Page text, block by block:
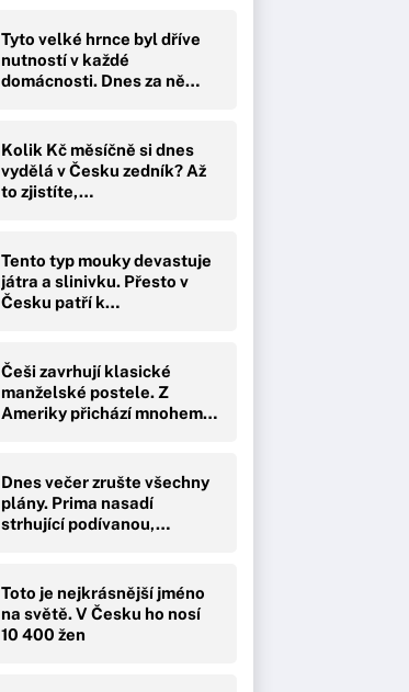
Tyto velké hrnce byl dříve
nutností v každé
domácnosti. Dnes za ně…
Kolik Kč měsíčně si dnes
vydělá v Česku zedník? Až
to zjistíte,…
Tento typ mouky devastuje
játra a slinivku. Přesto v
Česku patří k…
Češi zavrhují klasické
manželské postele. Z
Ameriky přichází mnohem…
Dnes večer zrušte všechny
plány. Prima nasadí
strhující podívanou,…
Toto je nejkrásnější jméno
na světě. V Česku ho nosí
10 400 žen